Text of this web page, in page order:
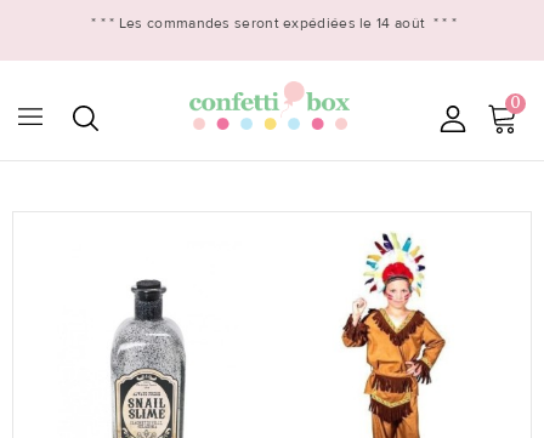
* * * Les commandes seront expédiées le 14 août * * *
0